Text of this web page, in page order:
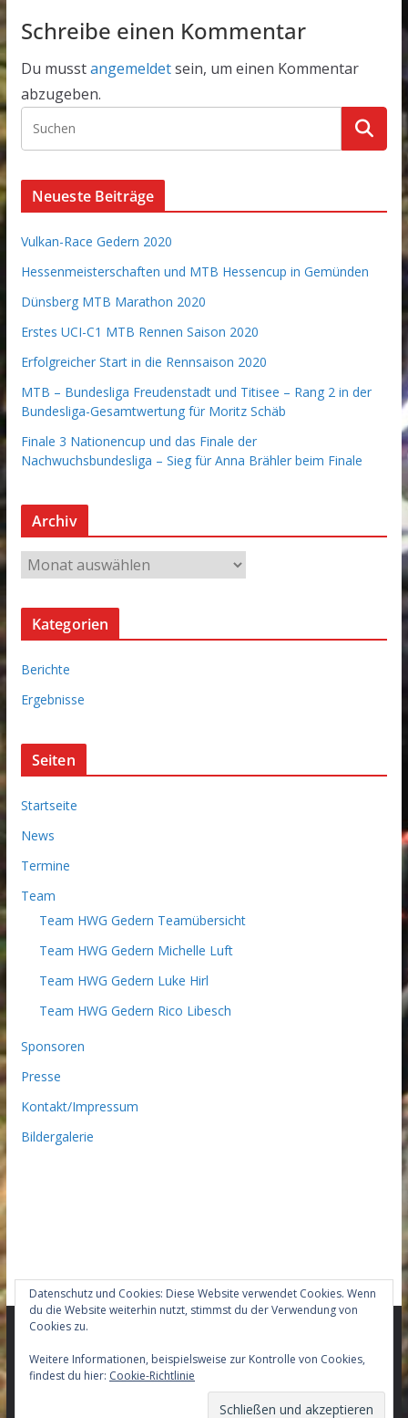
Schreibe einen Kommentar
Du musstangemeldetsein, um einen Kommentar
abzugeben.
Neueste Beiträge
Vulkan-Race Gedern 2020
Hessenmeisterschaften und MTB Hessencup in Gemünden
Dünsberg MTB Marathon 2020
Erstes UCI-C1 MTB Rennen Saison 2020
Erfolgreicher Start in die Rennsaison 2020
MTB – Bundesliga Freudenstadt und Titisee – Rang 2 in der
Bundesliga-Gesamtwertung für Moritz Schäb
Finale 3 Nationencup und das Finale der
Nachwuchsbundesliga – Sieg für Anna Brähler beim Finale
Archiv
r
c
v
Kategorien
Berichte
Ergebnisse
Seiten
Startseite
News
Termine
Team
Team HWG Gedern Teamübersicht
Team HWG Gedern Michelle Luft
Team HWG Gedern Luke Hirl
Team HWG Gedern Rico Libesch
Sponsoren
Presse
Kontakt/Impressum
Bildergalerie
Copyright © 2026 Team-HWG-Gedern Mountainbike –
Racingteam. Alle Rechte vorbehalten.
von ThemeGrill. Präsentiert von
Datenschutz und Cookies: Diese Website verwendet Cookies. Wenn
du die Website weiterhin nutzt, stimmst du der Verwendung von
Cookies zu.
Weitere Informationen, beispielsweise zur Kontrolle von Cookies,
findest du hier: Cookie-Richtlinie